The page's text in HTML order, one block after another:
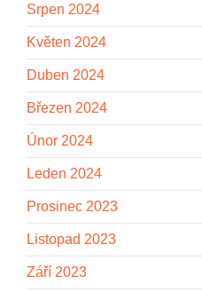
Srpen 2024
Květen 2024
Duben 2024
Březen 2024
Únor 2024
Leden 2024
Prosinec 2023
Listopad 2023
Září 2023